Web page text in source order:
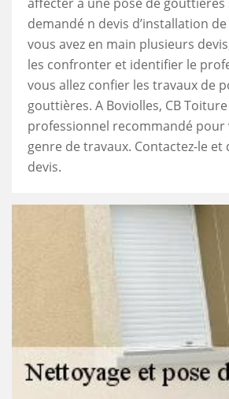
demandé n devis d’installation
vous avez en main plusieurs
les confronter et identifier le
vous allez confier les travaux de
gouttières. A Boviolles, CB
professionnel recommandé pour
genre de travaux. Contactez-le et
devis.